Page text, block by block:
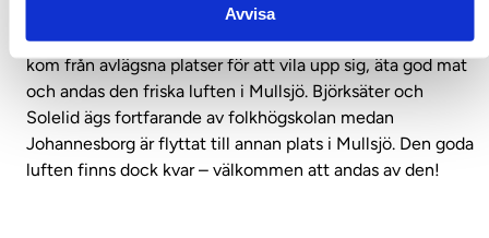
Avvisa
boende och matsal var förlagt till pensionatet Solelid.
Mullsjö var då välkänt för sina många pensionat, dit folk
kom från avlägsna platser för att vila upp sig, äta god mat
och andas den friska luften i Mullsjö. Björksäter och
Solelid ägs fortfarande av folkhögskolan medan
Johannesborg är flyttat till annan plats i Mullsjö. Den goda
luften finns dock kvar – välkommen att andas av den!